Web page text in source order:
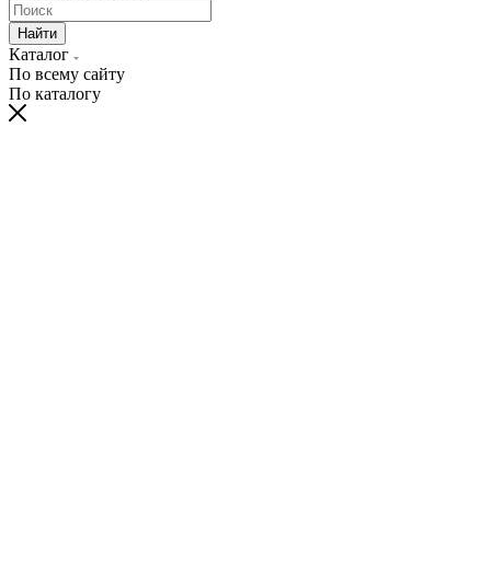
Найти
Каталог
По всему сайту
По каталогу